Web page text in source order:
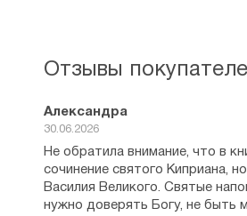
Отзывы
Александра
30.06.2026
Не обратила внимание, что в
сочинение святого Киприана,
Василия Великого. Святые
нужно доверять Богу, не быть